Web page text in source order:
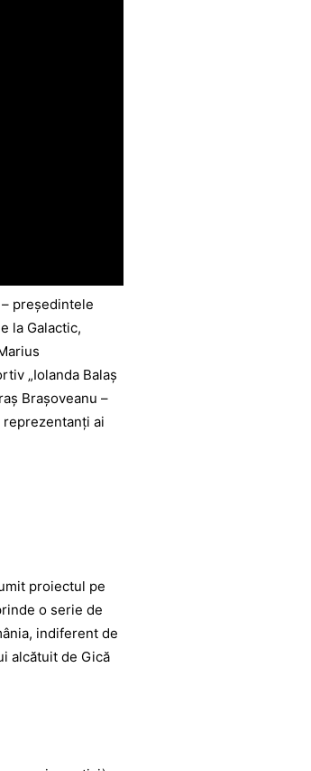
președintele
la Galactic,
„Iolanda Balaș
Brașoveanu –
ai
proiectul pe
o serie de
indiferent de
alcătuit de Gică